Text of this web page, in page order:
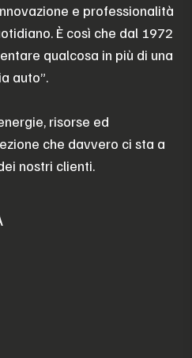
e professionalità
È così che dal 1972
qualcosa in più di una
auto”.
risorse ed
che davvero ci sta a
nostri clienti.